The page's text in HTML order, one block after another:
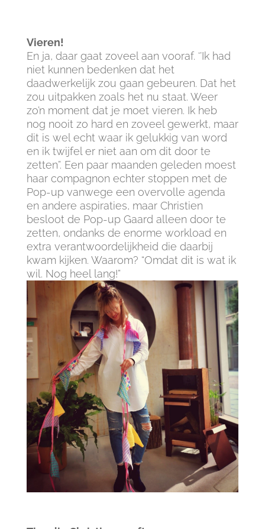
Vieren!
En ja, daar gaat zoveel aan vooraf. ‘’Ik had
niet kunnen bedenken dat het
daadwerkelijk zou gaan gebeuren. Dat het
zou uitpakken zoals het nu staat. Weer
zo’n moment dat je moet vieren. Ik heb
nog nooit zo hard en zoveel gewerkt, maar
dit is wel echt waar ik gelukkig van word
en ik twijfel er niet aan om dit door te
zetten”. Een paar maanden geleden moest
haar compagnon echter stoppen met de
Pop-up vanwege een overvolle agenda
en andere aspiraties, maar Christien
besloot de Pop-up Gaard alleen door te
zetten, ondanks de enorme workload en
extra verantwoordelijkheid die daarbij
kwam kijken. Waarom? “Omdat dit is wat ik
wil. Nog heel lang!”